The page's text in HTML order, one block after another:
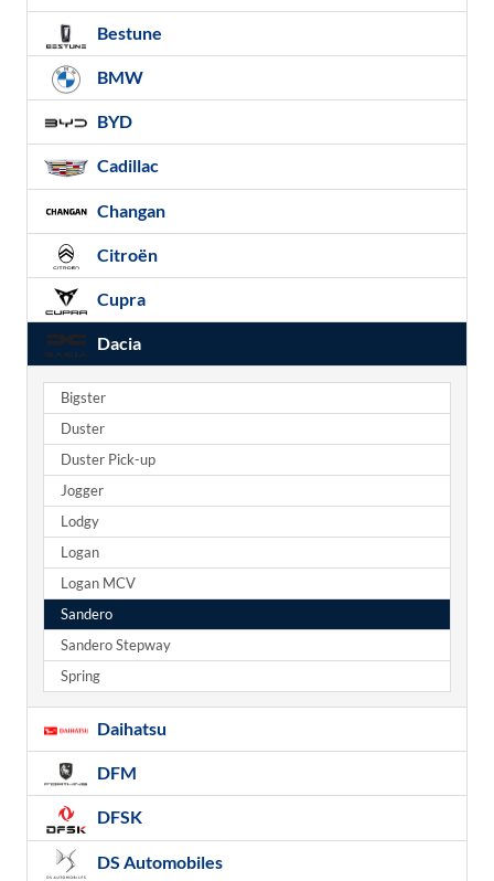
Bestune
BMW
BYD
Cadillac
Changan
Citroën
Cupra
Dacia
Bigster
Duster
Duster Pick-up
Jogger
Lodgy
Logan
Logan MCV
Sandero
Sandero Stepway
Spring
Daihatsu
DFM
DFSK
DS Automobiles